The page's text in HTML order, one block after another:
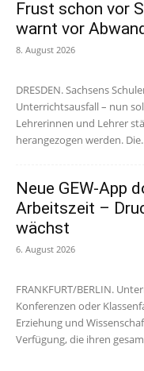
Frust schon vor
warnt vor
8. August 2026
DRESDEN. Sachsens
Unterrichtsausfall – nun
Lehrerinnen und Lehrer
herangezogen werden.
Neue GEW-App
Arbeitszeit –
wächst
6. August 2026
FRANKFURT/BERLIN.
Konferenzen oder
Erziehung und
Verfügung, die ihren